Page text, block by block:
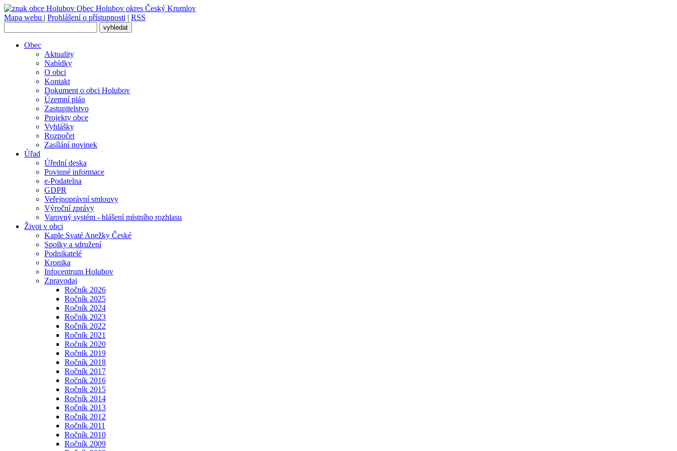
Obec Holubov okres Český Krumlov
Mapa webu | Prohlášení o přístupnosti | RSS
Obec
Aktuality
Nabídky
O obci
Kontakt
Dokument o obci Holubov
Územní plán
Zastupitelstvo
Projekty obce
Vyhlášky
Rozpočet
Zasílání novinek
Úřad
Úřední deska
Povinné informace
e-Podatelna
GDPR
Veřejnoprávní smlouvy
Výroční zprávy
Varovný systém - hlášení místního rozhlasu
Život v obci
Kaple Svaté Anežky České
Spolky a sdružení
Podnikatelé
Kronika
Infocentrum Holubov
Zpravodaj
Ročník 2026
Ročník 2025
Ročník 2024
Ročník 2023
Ročník 2022
Ročník 2021
Ročník 2020
Ročník 2019
Ročník 2018
Ročník 2017
Ročník 2016
Ročník 2015
Ročník 2014
Ročník 2013
Ročník 2012
Ročník 2011
Ročník 2010
Ročník 2009